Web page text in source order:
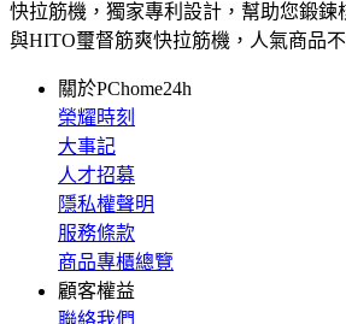
快拉筋機，獨家專利設計，幫助您鍛
與HITO璽督筋爽快拉筋機，人氣商品
關於PChome24h
榮耀時刻
大事記
人才招募
隱私權聲明
服務條款
商品專櫃總覽
顧客權益